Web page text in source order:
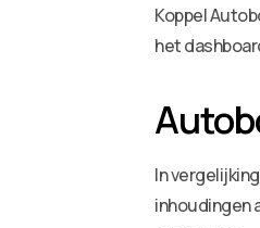
Koppel
het
In
inhoudingen